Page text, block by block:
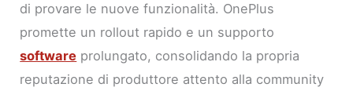
di provare le nuove funzionalità. OnePlus
promette un rollout rapido e un supporto
software prolungato, consolidando la propria
reputazione di produttore attento alla community